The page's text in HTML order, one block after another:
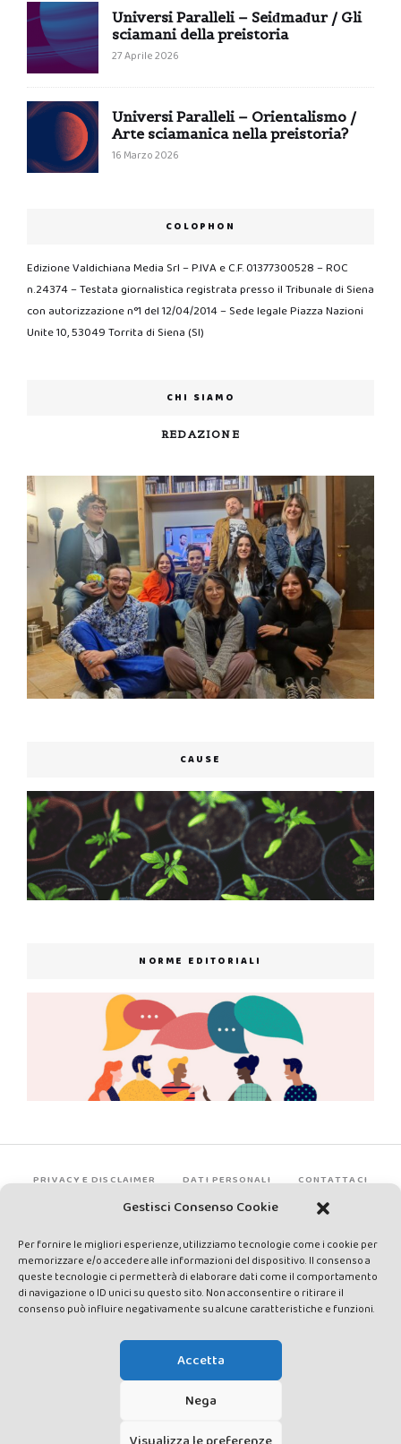
Gestisci Consenso Cookie
Per fornire le migliori esperienze, utilizziamo tecnologie come i cookie per
memorizzare e/o accedere alle informazioni del dispositivo. Il consenso a
queste tecnologie ci permetterà di elaborare dati come il comportamento
di navigazione o ID unici su questo sito. Non acconsentire o ritirare il
consenso può influire negativamente su alcune caratteristiche e funzioni.
Accetta
Nega
Universi Paralleli – Seiđmađur / Gli
sciamani della preistoria
27 Aprile 2026
Universi Paralleli – Orientalismo /
Arte sciamanica nella preistoria?
16 Marzo 2026
COLOPHON
Edizione Valdichiana Media Srl – P.IVA e C.F. 01377300528 – ROC
n.24374 – Testata giornalistica registrata presso il Tribunale di Siena
con autorizzazione n°1 del 12/04/2014 – Sede legale Piazza Nazioni
Unite 10, 53049 Torrita di Siena (SI)
CHI SIAMO
REDAZIONE
CAUSE
NORME EDITORIALI
PRIVACY E DISCLAIMER DATI PERSONALI CONTATTACI
rights reserved - Testata registrata presso il Tribunale di Siena con
autorizzazione n°1 del 12/04/2014 - Direttrice Responsabile: Chiara
Cacace - E-mail: direzione@lavaldichiana.it - Editore: Valdichiana
Media Srl – P.IVA e C.F. 01377300528 –